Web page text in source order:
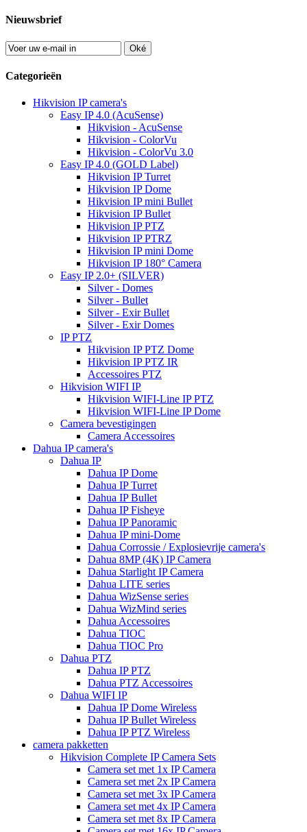
Nieuwsbrief
Oké
Categorieën
Hikvision IP camera's
Easy IP 4.0 (AcuSense)
Hikvision - AcuSense
Hikvision - ColorVu
Hikvision - ColorVu 3.0
Easy IP 4.0 (GOLD Label)
Hikvision IP Turret
Hikvision IP Dome
Hikvision IP mini Bullet
Hikvision IP Bullet
Hikvision IP PTZ
Hikvision IP PTRZ
Hikvision IP mini Dome
Hikvision IP 180° Camera
Easy IP 2.0+ (SILVER)
Silver - Domes
Silver - Bullet
Silver - Exir Bullet
Silver - Exir Domes
IP PTZ
Hikvision IP PTZ Dome
Hikvision IP PTZ IR
Accessoires PTZ
Hikvision WIFI IP
Hikvision WIFI-Line IP PTZ
Hikvision WIFI-Line IP Dome
Camera bevestigingen
Camera Accessoires
Dahua IP camera's
Dahua IP
Dahua IP Dome
Dahua IP Turret
Dahua IP Bullet
Dahua IP Fisheye
Dahua IP Panoramic
Dahua IP mini-Dome
Dahua Corrossie / Explosievrije camera's
Dahua 8MP (4K) IP Camera
Dahua Starlight IP Camera
Dahua LITE series
Dahua WizSense series
Dahua WizMind series
Dahua Accessoires
Dahua TIOC
Dahua TIOC Pro
Dahua PTZ
Dahua IP PTZ
Dahua PTZ Accessoires
Dahua WIFI IP
Dahua IP Dome Wireless
Dahua IP Bullet Wireless
Dahua IP PTZ Wireless
camera pakketten
Hikvision Complete IP Camera Sets
Camera set met 1x IP Camera
Camera set met 2x IP Camera
Camera set met 3x IP Camera
Camera set met 4x IP Camera
Camera set met 8x IP Camera